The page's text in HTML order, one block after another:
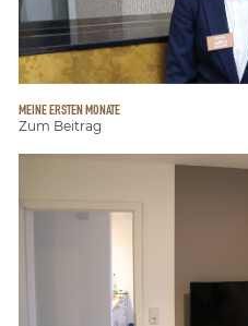
MEINE ERSTEN MONATE
Zum Beitrag